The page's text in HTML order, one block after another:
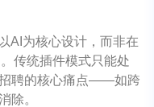
AI为核心设计，而非在
传统插件模式只能处
聘的核心痛点——如跨
除。